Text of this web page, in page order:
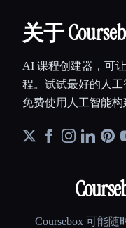
关于
AI 课程创建器，可
程。试试最好的人工
免费使用人工智能构
Coursebox可能随